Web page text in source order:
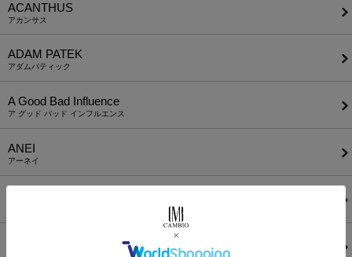
ACANTHUS
アカンサス
ADAM PATEK
アダムパティック
A Good Bad Influence
ア グッド バッド インフルエンス
ANEI
アーネイ